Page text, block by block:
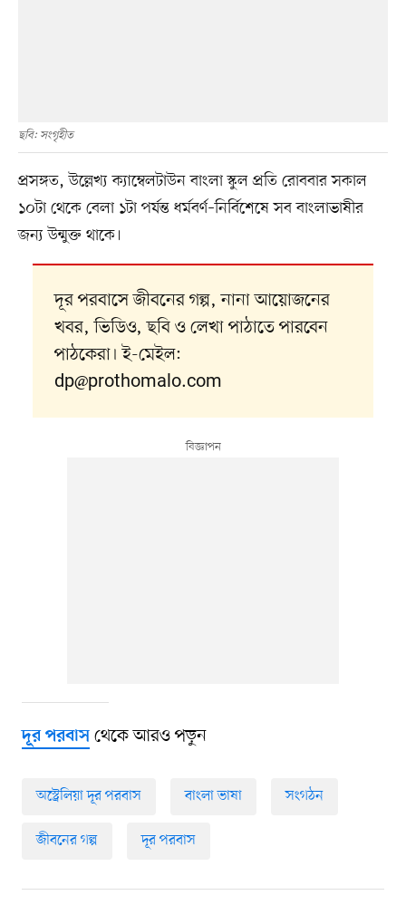
ছবি: সংগৃহীত
প্রসঙ্গত, উল্লেখ্য ক্যাম্বেলটাউন বাংলা স্কুল প্রতি রোববার সকাল
১০টা থেকে বেলা ১টা পর্যন্ত ধর্মবর্ণ–নির্বিশেষে সব বাংলাভাষীর
জন্য উন্মুক্ত থাকে।
দূর পরবাসে জীবনের গল্প, নানা আয়োজনের
খবর, ভিডিও, ছবি ও লেখা পাঠাতে পারবেন
পাঠকেরা। ই-মেইল:
dp@prothomalo.com
দূর পরবাসথেকে আরও পড়ুন
অস্ট্রেলিয়া দূর পরবাস বাংলা ভাষা সংগঠন
জীবনের গল্প দূর পরবাস